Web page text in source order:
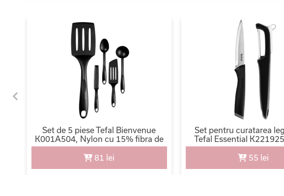
Set de 5 piese Tefal Bienvenue
K001A504, Nylon cu 15% fibra de
sticla, Rezistenta 220 grade, Sigur
pentru antiaderent, Negru
81 lei
Set pentru curatarea
Tefal Essential
utilitar 12 cm, Dispozitiv
Maner Soft Touch,
55 lei